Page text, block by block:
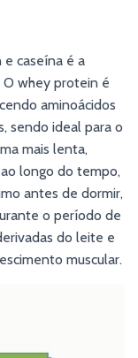
caseína é a
O whey protein é
aminoácidos
sendo ideal para o
mais lenta,
longo do tempo,
antes de dormir,
o período de
do leite e
muscular.